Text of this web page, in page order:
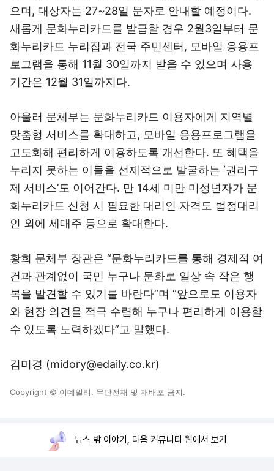
으며, 대상자는 27~28일 문자로 안내할 예정이다.
새롭게 문화누리카드를 발급할 경우 2월3일부터 문
화누리카드 누리집과 전국 주민센터, 모바일 응용프
로그램을 통해 11월 30일까지 받을 수 있으며 사용
기간은 12월 31일까지다.
아울러 문체부는 문화누리카드 이용자에게 지역별
맞춤형 서비스를 확대하고, 모바일 응용프로그램을
고도화해 편리하게 이용하도록 개선한다. 또 혜택을
누리지 못하는 이들을 선제적으로 발굴하는 ‘권리구
제 서비스’도 이어간다. 만 14세 미만 미성년자가 문
화누리카드 신청 시 필요한 대리인 자격도 법정대리
인 외에 세대주 등으로 확대한다.
황희 문체부 장관은 “문화누리카드를 통해 경제적 여
건과 관계없이 국민 누구나 문화로 일상 속 작은 행
복을 발견할 수 있기를 바란다”며 “앞으로도 이용자
와 현장 의견을 적극 수렴해 누구나 편리하게 이용할
수 있도록 노력하겠다”고 말했다.
김미경 (midory@edaily.co.kr)
Copyright © 이데일리. 무단전재 및 재배포 금지.
뉴스 밖 이야기, 다음 커뮤니티 웹에서 보기